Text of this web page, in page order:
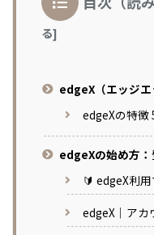
edgeX（エッジエ
edgeXの特徴
edgeXの始め方
🔰 edgeX利
edgeX｜アカ